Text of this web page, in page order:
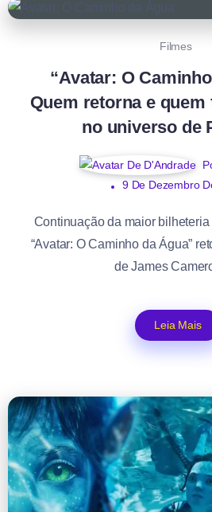
Filmes
“Avatar: O
Quem retorna e quem
no universo de
9 De Dezembro
Continuação da maior
“Avatar: O Caminho da Água”
de James
Leia Mais